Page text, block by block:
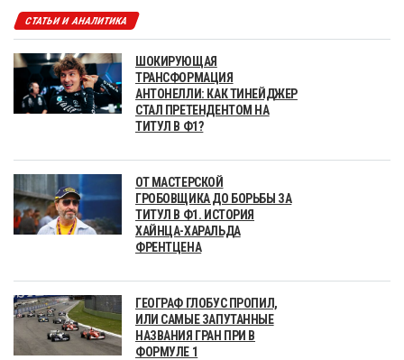
СТАТЬИ И АНАЛИТИКА
ШОКИРУЮЩАЯ
ТРАНСФОРМАЦИЯ
АНТОНЕЛЛИ: КАК ТИНЕЙДЖЕР
СТАЛ ПРЕТЕНДЕНТОМ НА
ТИТУЛ В Ф1?
ОТ МАСТЕРСКОЙ
ГРОБОВЩИКА ДО БОРЬБЫ ЗА
ТИТУЛ В Ф1. ИСТОРИЯ
ХАЙНЦА-ХАРАЛЬДА
ФРЕНТЦЕНА
ГЕОГРАФ ГЛОБУС ПРОПИЛ,
ИЛИ САМЫЕ ЗАПУТАННЫЕ
НАЗВАНИЯ ГРАН ПРИ В
ФОРМУЛЕ 1